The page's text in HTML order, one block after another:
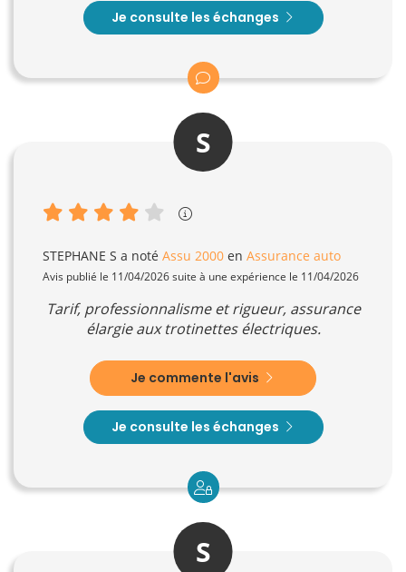
Je consulte les échanges
S
STEPHANE S a noté Assu 2000 en Assurance auto
Avis publié le 11/04/2026 suite à une expérience le 11/04/2026
Tarif, professionnalisme et rigueur, assurance
élargie aux trotinettes électriques.
Je commente l'avis
Je consulte les échanges
S